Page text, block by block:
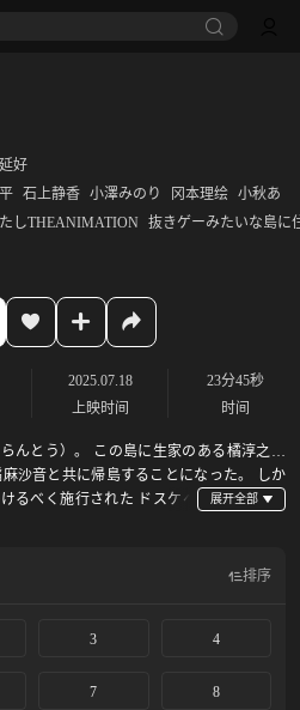
好
石上静香 小澤みのり 冈本理绘 小秋あ
しTHEANIMATION 抜きゲーみたいな島に
2025.07.18
上映时间
23分45秒
时间
んとう）。 この島に生家のある橘淳之介
沙音と共に帰島することになった。 しか
るべく施行された ドスケベ
女厨であった淳之介はこの条例に疑問を持
排序
3 4
7 8